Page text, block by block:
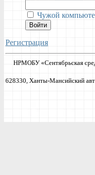
Чужой
Войти
Регистрация
НРМОБУ «Сентябрьская
628330, Ханты-Мансийский